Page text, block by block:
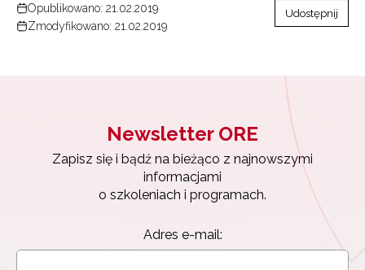
Opublikowano: 21.02.2019
Zmodyfikowano: 21.02.2019
Udostępnij
Newsletter ORE
Zapisz się i bądź na bieżąco z najnowszymi
informacjami
o szkoleniach i programach.
Adres e-mail: